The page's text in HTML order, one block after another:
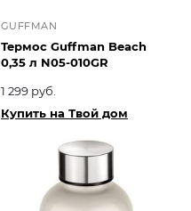
GUFFMAN
Термос Guffman Beach
0,35 л N05-010GR
1 299 руб.
Купить на Твой дом